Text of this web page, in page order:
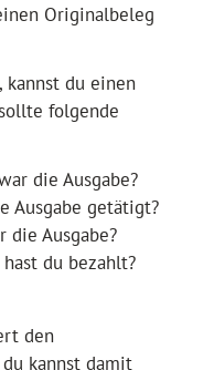
Originalbeleg
du einen
folgende
die Ausgabe?
Ausgabe getätigt?
die Ausgabe?
du bezahlt?
den
du kannst damit